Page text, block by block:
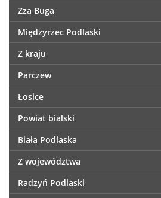
Zza Buga
Międzyrzec Podlaski
Z kraju
Parczew
Łosice
Powiat bialski
Biała Podlaska
Z województwa
Radzyń Podlaski